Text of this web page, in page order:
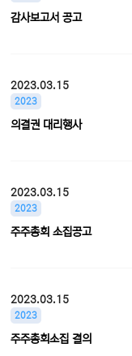
감사보고서 공고
2023.03.15
2023
의결권 대리행사
2023.03.15
2023
주주총회 소집공고
2023.03.15
2023
주주총회소집 결의